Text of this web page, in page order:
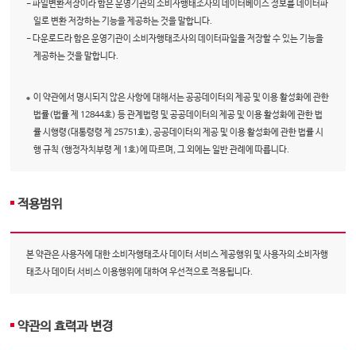
- 파일변환저장이라 함은 운영기관의 소비자행태조사의 데이터베이스 정보를 데이터파
일로 변환 저장하는 기능을 제공하는 것을 말합니다.
- 다운로드라 함은 운영기관이 소비자행태조사의 데이터파일을 저장할 수 있는 기능을
제공하는 것을 말합니다.
이 약관에서 명시되지 않은 사항에 대해서는 공공데이터의 제공 및 이용 활성화에 관한
법률(법률 제 12844호) 등 관계법령 및 공공데이터의 제공 및 이용 활성화에 관한 법
률 시행령(대통령령 제 25751호), 공공데이터의 제공 및 이용 활성화에 관한 법률 시
행 규칙 (행정자치부령 제 1호)에 따르며, 그 외에는 일반 관례에 따릅니다.
적용범위
본 약관은 사용자에 대한 소비자행태조사 데이터 서비스 제공행위 및 사용자의 소비자행
태조사 데이터 서비스 이용행위에 대하여 우선적으로 적용됩니다.
약관의 효력과 변경